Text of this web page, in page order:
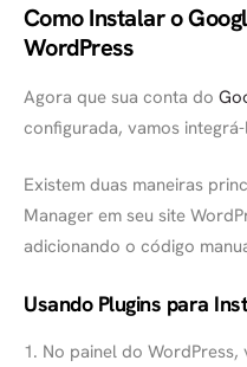
Como Instalar o
WordPress
Agora que sua conta do
configurada, vamos
Existem duas maneiras
Manager em seu site
adicionando o código
Usando Plugins para
1. No painel do WordPress,